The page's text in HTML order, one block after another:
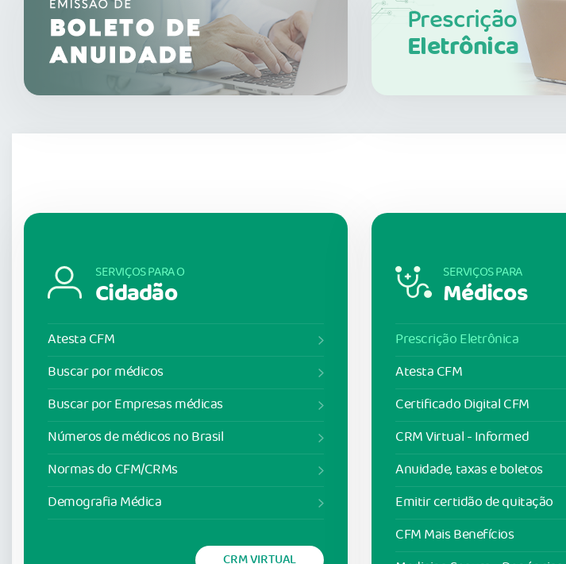
Prescrição
Eletrônica
SERVIÇOS PARA O
Cidadão
Atesta CFM
Buscar por médicos
Buscar por Empresas médicas
Números de médicos no Brasil
Normas do CFM/CRMs
Demografia Médica
CRM VIRTUAL
SERVIÇOS PARA
Médicos
Prescrição Eletrônica
Atesta CFM
Certificado Digital CFM
CRM Virtual - Informed
Anuidade, taxas e boletos
Emitir certidão de quitação
CFM Mais Benefícios